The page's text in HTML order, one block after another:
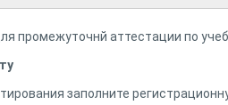
промежуточнй аттестации по
заполните